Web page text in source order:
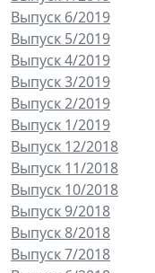
Выпуск 6/2019
Выпуск 5/2019
Выпуск 4/2019
Выпуск 3/2019
Выпуск 2/2019
Выпуск 1/2019
Выпуск 12/2018
Выпуск 11/2018
Выпуск 10/2018
Выпуск 9/2018
Выпуск 8/2018
Выпуск 7/2018